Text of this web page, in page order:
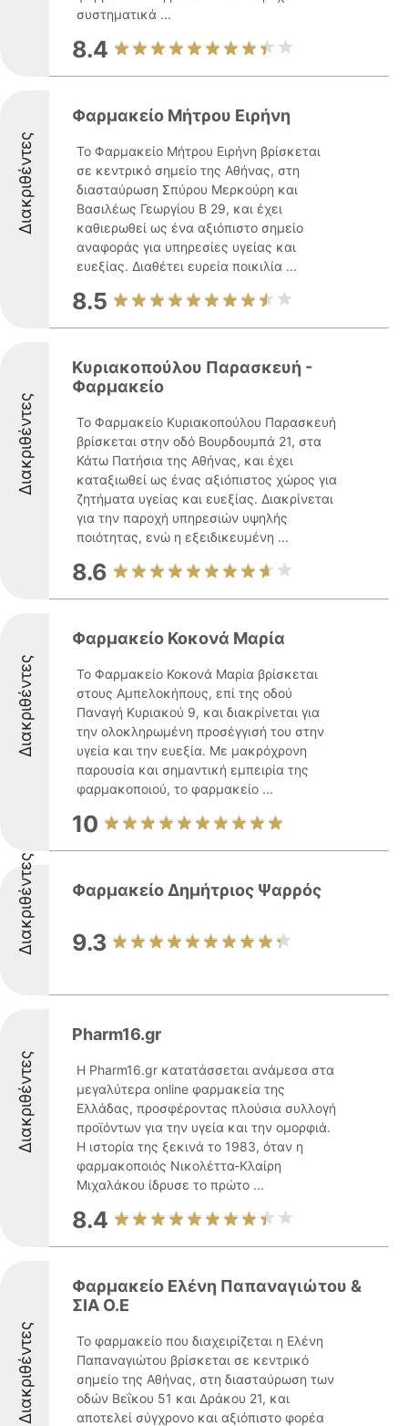
συστηματικά ...
8.4
Διακριθέντες
Φαρμακείο Μήτρου Ειρήνη
Το Φαρμακείο Μήτρου Ειρήνη βρίσκεται
σε κεντρικό σημείο της Αθήνας, στη
διασταύρωση Σπύρου Μερκούρη και
Βασιλέως Γεωργίου Β 29, και έχει
καθιερωθεί ως ένα αξιόπιστο σημείο
αναφοράς για υπηρεσίες υγείας και
ευεξίας. Διαθέτει ευρεία ποικιλία ...
8.5
Διακριθέντες
Κυριακοπούλου Παρασκευή -
Φαρμακείο
Το Φαρμακείο Κυριακοπούλου Παρασκευή
βρίσκεται στην οδό Βουρδουμπά 21, στα
Κάτω Πατήσια της Αθήνας, και έχει
καταξιωθεί ως ένας αξιόπιστος χώρος για
ζητήματα υγείας και ευεξίας. Διακρίνεται
για την παροχή υπηρεσιών υψηλής
ποιότητας, ενώ η εξειδικευμένη ...
8.6
Διακριθέντες
Φαρμακείο Κοκονά Μαρία
Το Φαρμακείο Κοκονά Μαρία βρίσκεται
στους Αμπελοκήπους, επί της οδού
Παναγή Κυριακού 9, και διακρίνεται για
την ολοκληρωμένη προσέγγισή του στην
υγεία και την ευεξία. Με μακρόχρονη
παρουσία και σημαντική εμπειρία της
φαρμακοποιού, το φαρμακείο ...
10
Διακριθέντες Φαρμακείο Δημήτριος Ψαρρός
9.3
Διακριθέντες
Pharm16.gr
Η Pharm16.gr κατατάσσεται ανάμεσα στα
μεγαλύτερα online φαρμακεία της
Ελλάδας, προσφέροντας πλούσια συλλογή
προϊόντων για την υγεία και την ομορφιά.
Η ιστορία της ξεκινά το 1983, όταν η
φαρμακοποιός Νικολέττα-Κλαίρη
Μιχαλάκου ίδρυσε το πρώτο ...
8.4
Διακριθέντες
Φαρμακείο Ελένη Παπαναγιώτου &
ΣΙΑ Ο.Ε
Το φαρμακείο που διαχειρίζεται η Ελένη
Παπαναγιώτου βρίσκεται σε κεντρικό
σημείο της Αθήνας, στη διασταύρωση των
οδών Βεΐκου 51 και Δράκου 21, και
αποτελεί σύγχρονο και αξιόπιστο φορέα